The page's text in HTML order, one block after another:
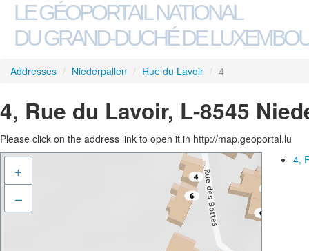
LE GÉOPORTAIL NATIONAL
DU GRAND-DUCHÉ DE
Addresses / Niederpallen / Rue du Lavoir / 4
4, Rue du Lavoir, L-8545
Please click on the address link to open it in http://map.geoportal.lu
+
–
4,